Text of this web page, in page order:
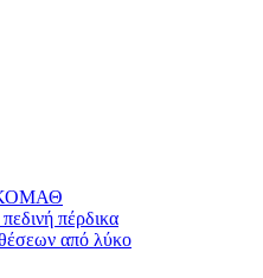
ΚΟΜΑΘ
πέρδικα
από λύκο